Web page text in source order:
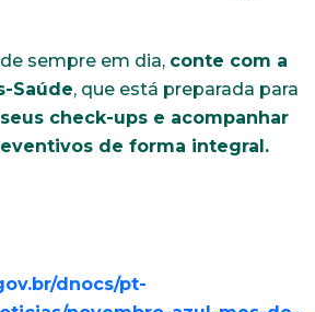
sempre em dia, conte com a
Saúde, que está preparada para
check-ups e acompanhar
de forma integral.
dnocs/pt-